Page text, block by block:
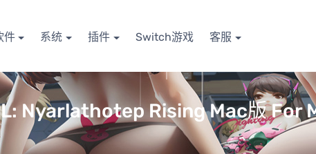
件 系统 插件 Switch游戏 客服
Nyarlathotep Rising Mac版 For